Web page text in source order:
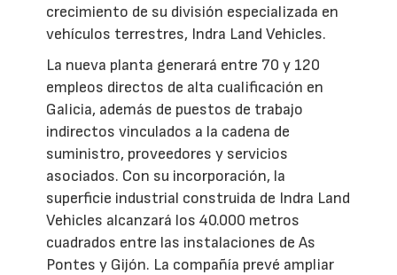
crecimiento de su división especializada en
vehículos terrestres, Indra Land Vehicles.
La nueva planta generará entre 70 y 120
empleos directos de alta cualificación en
Galicia, además de puestos de trabajo
indirectos vinculados a la cadena de
suministro, proveedores y servicios
asociados. Con su incorporación, la
superficie industrial construida de Indra Land
Vehicles alcanzará los 40.000 metros
cuadrados entre las instalaciones de As
Pontes y Gijón. La compañía prevé ampliar